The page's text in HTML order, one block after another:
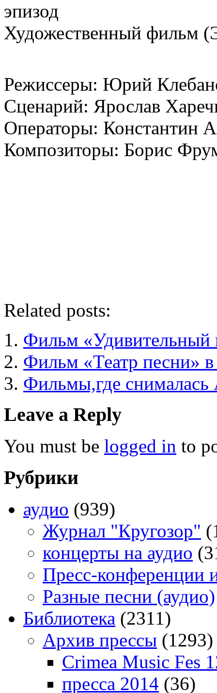
эпизод
Художественный фильм
Режиссеры: Юрий
Сценарий: Ярослав
Операторы: Константин
Композиторы: Борис
Related posts:
Фильм «Удивительный
Фильм «Театр песни»
Фильмы,где снималась
Leave a Reply
You must be logged in to
Рубрики
аудио (939)
Журнал "Кругозор"
концерты на аудио
Пресс-конференции
Разные песни (аудио)
Библиотека (2311)
Архив прессы (1293)
Crimea Music Fes
пресса 2014 (36)